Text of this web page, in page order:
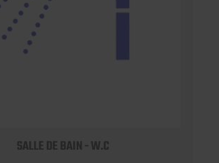
SALLE DE BAIN - W.C